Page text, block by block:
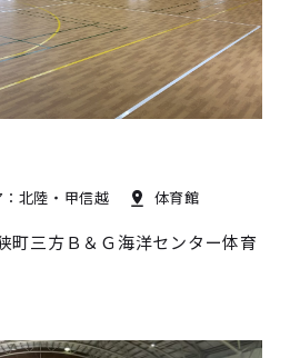
北陸・甲信越 体育館
町三方Ｂ＆Ｇ海洋センター体育